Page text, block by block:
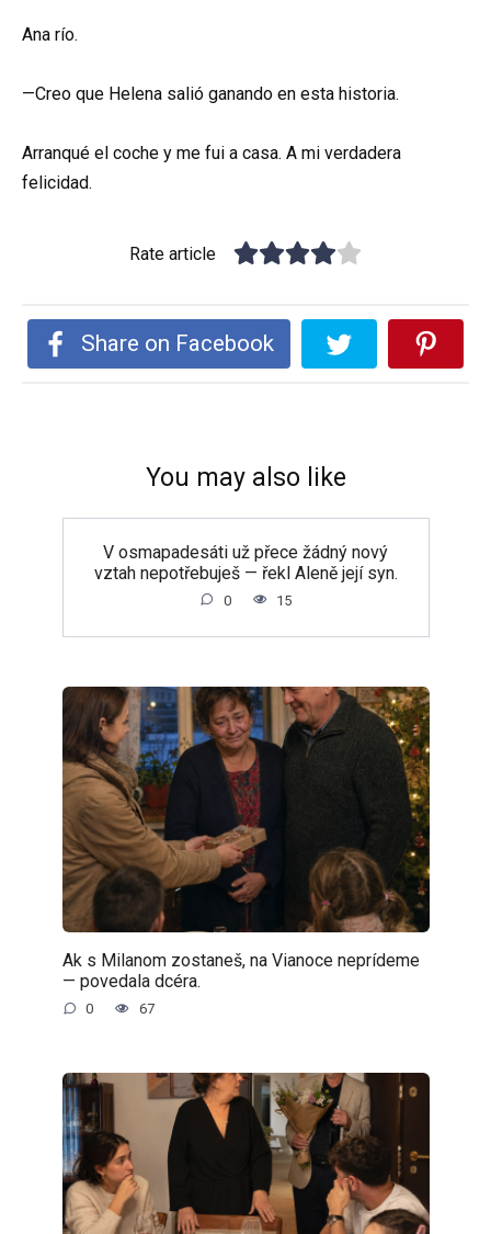
Ana río.
—Creo que Helena salió ganando en esta historia.
Arranqué el coche y me fui a casa. A mi verdadera
felicidad.
Rate article
Share on Facebook
You may also like
V osmapadesáti už přece žádný nový
vztah nepotřebuješ — řekl Aleně její syn.
0 15
Ak s Milanom zostaneš, na Vianoce neprídeme
— povedala dcéra.
0 67